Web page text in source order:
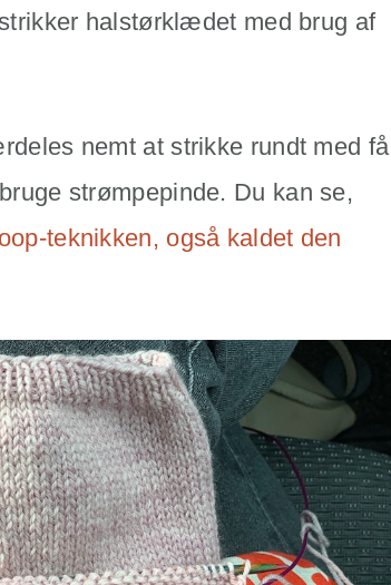
halstørklædet med brug af
nemt at strikke rundt med få
strømpepinde. Du kan se,
teknikken, også kaldet den